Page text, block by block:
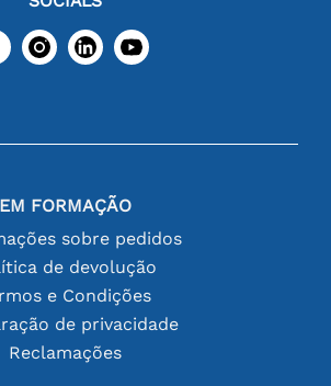
EM FORMAÇÃO
sobre pedidos
de devolução
e Condições
de privacidade
Reclamações